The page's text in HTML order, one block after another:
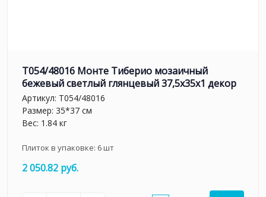
T054/48016 Монте Тиберио мозаичный
бежевый светлый глянцевый 37,5x35x1 декор
Артикул: T054/48016
Размер: 35*37 см
Вес: 1.84 кг
Плиток в упаковке: 6шт
2 050.82 руб.